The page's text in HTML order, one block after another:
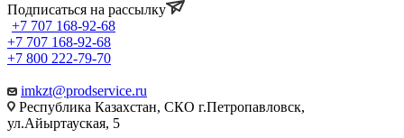
Подписаться на рассылку
+7 707 168-92-68
+7 707 168-92-68
+7 800 222-79-70
imkzt@prodservice.ru
Республика Казахстан, СКО г.Петропавловск,
ул.Айыртауская, 5